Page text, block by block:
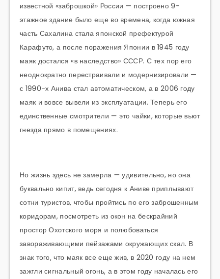
известной «заброшкой» России — построено 9-
этажное здание было еще во времена, когда южная
часть Сахалина стала японской префектурой
Карафуто, а после поражения Японии в 1945 году
маяк достался «в наследство» СССР. С тех пор его
неоднократно перестраивали и модернизировали —
с 1990-х Анива стал автоматическом, а в 2006 году
маяк и вовсе вывели из эксплуатации. Теперь его
единственные смотрители — это чайки, которые вьют
гнезда прямо в помещениях.
Но жизнь здесь не замерла — удивительно, но она
буквально кипит, ведь сегодня к Аниве приплывают
сотни туристов, чтобы пройтись по его заброшенным
коридорам, посмотреть из окон на бескрайний
простор Охотского моря и полюбоваться
завораживающими пейзажами окружающих скал. В
знак того, что маяк все еще жив, в 2020 году на нем
зажгли сигнальный огонь, а в этом году началась его